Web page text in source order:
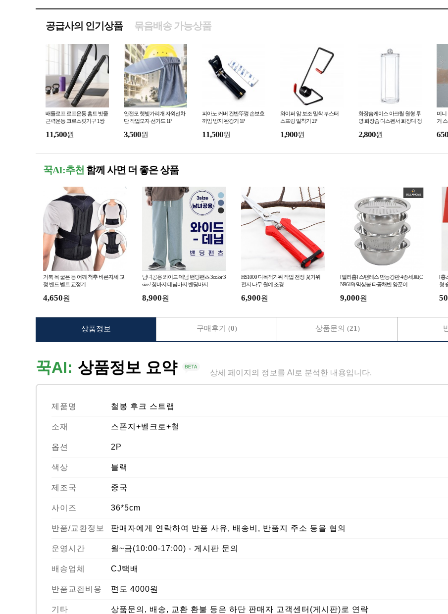
공급사의 인기상품 묶음배송 가능상품
배틀로프 로프운동 홈트 밧줄
근력운동 크로스핏기구 1쌍
11,500원
안전모 햇빛가리개 자외선차
단 작업모자 선가드 1P
3,500원
피아노 커버 건반뚜껑 손보호
끼임 방지 완강기 1P
11,500원
와이퍼 암 보조 밀착 부스터
스프링 밀착기 2P
1,900원
화장솜케이스 아크릴 원형 투
명 화장솜 디스펜서 화장대 정
2,800원
미니
거
650
꾹AI:추천 함께 사면 더 좋은 상품
거북 목 굽은 등 어깨 척추 바른자세 교
정 밴드 벨트 교정기
4,650원
남녀공용 와이드 데님 밴딩팬츠 3color 3
size / 청바지 데님바지 밴딩바지
8,900원
HS1000 다목적가위 작업 전정 꽃가위
전지 나무 원예 조경
6,900원
[벨라홈] 스탠레스 만능강판 4종세트(C
N9619) 믹싱볼 타공채반 양푼이
9,000원
[홍
형
꾹AI: 상품정보 요약 상세 페이지의 정보를 AI로 분석한 내용입니다.
제품명 철봉 후크 스트랩
소재 스폰지+벨크로+철
옵션 2P
색상 블랙
제조국 중국
사이즈 36*5cm
반품/교환정보 판매자에게 연락하여 반품 사유, 배송비, 반품지 주소 등을 협의
운영시간 월~금(10:00-17:00) - 게시판 문의
배송업체 CJ택배
반품교환비용 편도 4000원
기타 상품문의, 배송, 교환 환불 등은 하단 판매자 고객센터(게시판)로 연락
상품정보 구매후기 (0) 상품문의 (21)